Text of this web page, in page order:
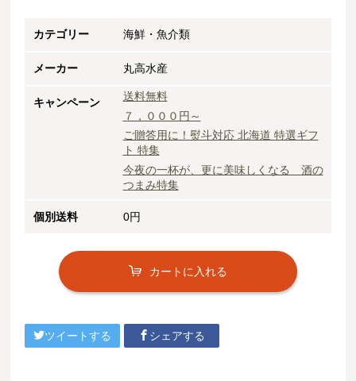
カテゴリー 海鮮・魚介類
メーカー 丸高水産
キャンペーン
送料無料
７，０００円～
ご贈答用に！熨斗対応 北海道 特選ギフ
ト 特集
今夜の一杯が、更に美味しくなる 酒の
つまみ特集
個別送料 0円
カートに入れる
ツイートする シェアする